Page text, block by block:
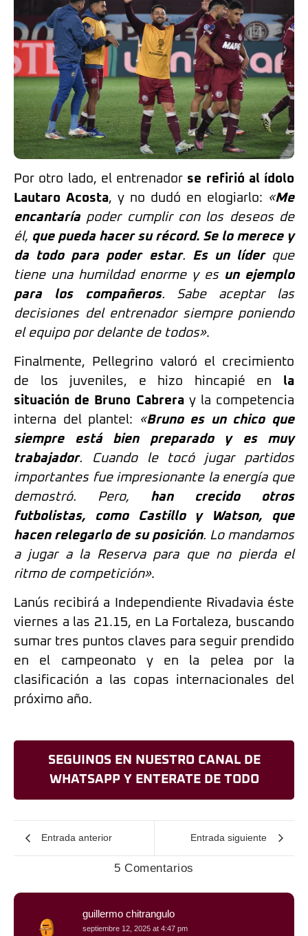
Por otro lado, el entrenador se refirió al ídolo
Lautaro Acosta, y no dudó en elogiarlo: «Me
encantaría poder cumplir con los deseos de
él, que pueda hacer su récord. Se lo merece y
da todo para poder estar. Es un líderque
tiene una humildad enorme y es un ejemplo
para los compañeros. Sabe aceptar las
decisiones del entrenador siempre poniendo
el equipo por delante de todos».
Finalmente, Pellegrino valoró el crecimiento
de los juveniles, e hizo hincapié en la
situación de Bruno Cabreray la competencia
interna del plantel:
«Bruno es un chico que
siempre está bien preparado y es muy
trabajador. Cuando le tocó jugar partidos
importantes fue impresionante la energía que
demostró. Pero, han crecido otros
futbolistas, como Castillo y Watson, que
hacen relegarlo de su posición. Lo mandamos
a jugar a la Reserva para que no pierda el
ritmo de competición».
Lanús recibirá a Independiente Rivadavia éste
viernes a las 21.15, en La Fortaleza, buscando
sumar tres puntos claves para seguir prendido
en el campeonato y en la pelea por la
clasificación a las copas internacionales del
próximo año.
SEGUINOS EN NUESTRO CANAL DE
WHATSAPP Y ENTERATE DE TODO
Entrada anterior Entrada siguiente
5 Comentarios
guillermo chitrangulo
septiembre 12, 2025 at 4:47 pm